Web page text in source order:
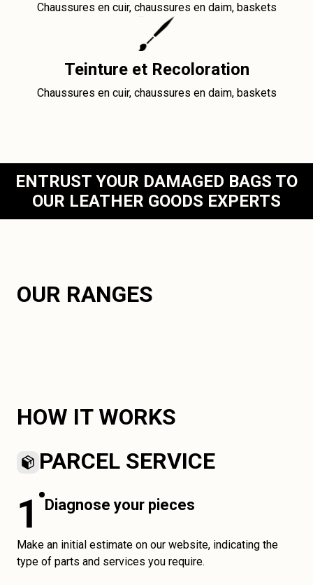
Chaussures en cuir, chaussures en daim, baskets
Teinture et Recoloration
Chaussures en cuir, chaussures en daim, baskets
ENTRUST YOUR DAMAGED BAGS TO
OUR LEATHER GOODS EXPERTS
OUR RANGES
HOW IT WORKS
PARCEL SERVICE
1 Diagnose your pieces
Make an initial estimate on our website, indicating the
type of parts and services you require.